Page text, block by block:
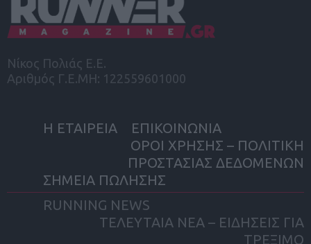
Νίκος Πολιάς Ε.Ε.
Αριθμός Γ.Ε.ΜΗ: 122559601000
Η ΕΤΑΙΡΕΙΑ
ΕΠΙΚΟΙΝΩΝΙΑ
ΟΡΟΙ ΧΡΗΣΗΣ – ΠΟΛΙΤΙΚΗ
ΠΡΟΣΤΑΣΙΑΣ ΔΕΔΟΜΕΝΩΝ
ΣΗΜΕΙΑ ΠΩΛΗΣΗΣ
RUNNING NEWS
ΤΕΛΕΥΤΑΙΑ ΝΕΑ – ΕΙΔΗΣΕΙΣ ΓΙΑ
ΤΡΕΞΙΜΟ